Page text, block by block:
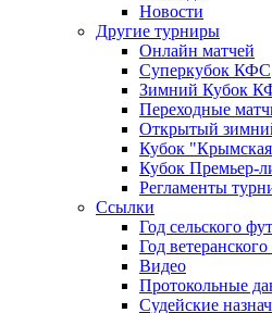
Новости
Другие турниры
Онлайн матчей
Суперкубок КФС
Зимний Кубок
Переходные
Открытый
Кубок
Кубок Премьер-
Регламенты
Ссылки
Год сельского
Год
Видео
Протокольные
Судейские